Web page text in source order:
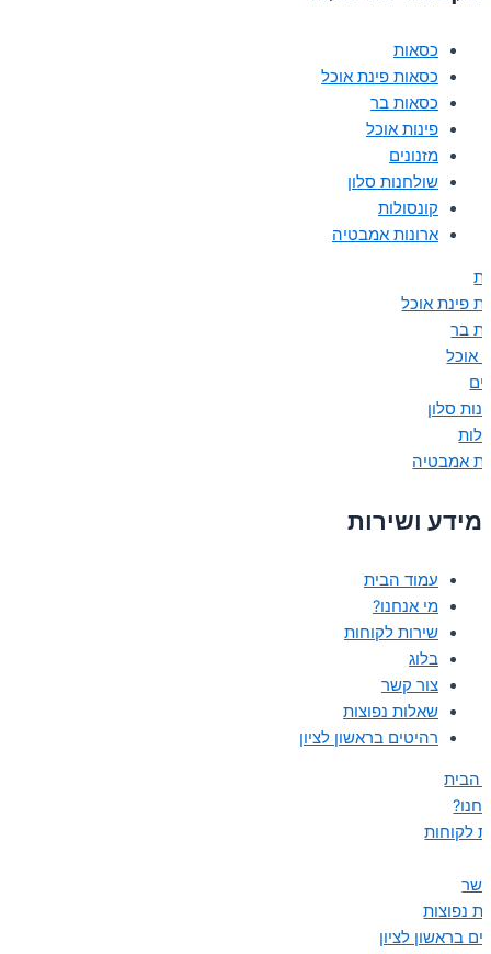
כסאות
כסאות פינת אוכל
כסאות בר
פינות אוכל
מזנונים
שולחנות סלון
קונסולות
ארונות אמבטיה
פינת אוכל
בר
אוכל
סלון
אמבטיה
מידע ושירות
עמוד הבית
מי אנחנו?
שירות לקוחות
בלוג
צור קשר
שאלות נפוצות
רהיטים בראשון לציון
הבית
לקוחות
נפוצות
בראשון לציון